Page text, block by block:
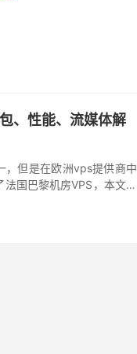
、性能、流媒体解
，但是在欧洲vps提供商中
国巴黎机房VPS，本文我